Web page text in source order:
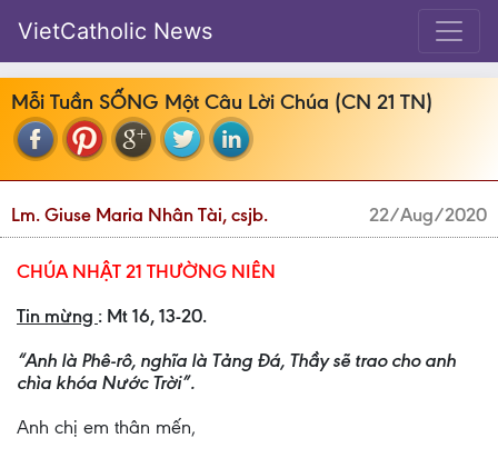
VietCatholic News
Mỗi Tuần SỐNG Một Câu Lời Chúa (CN 21 TN)
Lm. Giuse Maria Nhân Tài, csjb. 22/Aug/2020
CHÚA NHẬT 21 THƯỜNG NIÊN
Tin mừng : Mt 16, 13-20.
“Anh là Phê-rô, nghĩa là Tảng Đá, Thầy sẽ trao cho anh
chìa khóa Nước Trời”.
Anh chị em thân mến,